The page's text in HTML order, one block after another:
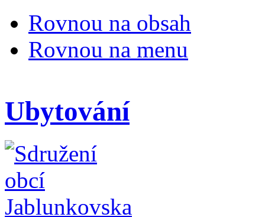
Rovnou na obsah
Rovnou na menu
Ubytování